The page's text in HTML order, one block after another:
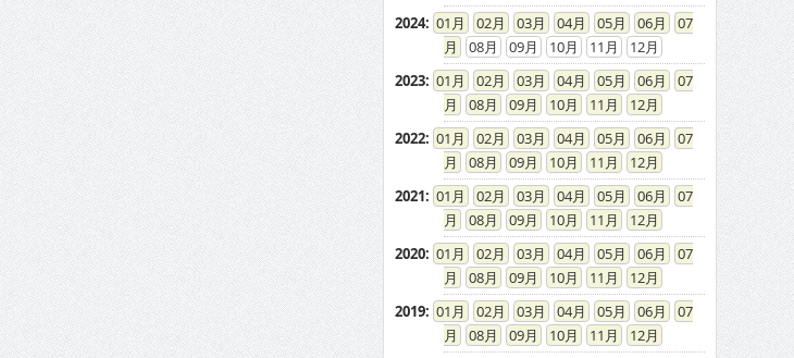
2024: 01 02 03 04 05 06
07
08
09 10 11
12
2023: 01 02 03 04 05 06
07
08
09 10 11
12
2022: 01 02 03 04 05 06
07
08
09 10 11
12
2021: 01 02 03 04 05 06
07
08
09 10 11
12
2020: 01 02 03 04 05 06
07
08
09 10 11
12
2019: 01 02 03 04 05 06
07
08
09 10 11
12